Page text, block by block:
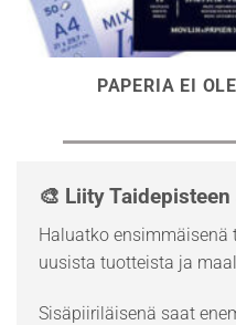
PAPERIA EI
🎨 Liity
Haluatko ensimmäisenä
uusista tuotteista ja
Sisäpiiriläisenä saat